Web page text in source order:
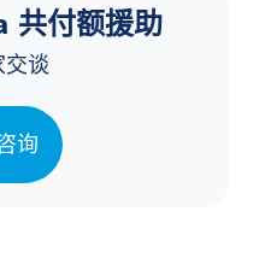
共付额援助
交谈
询